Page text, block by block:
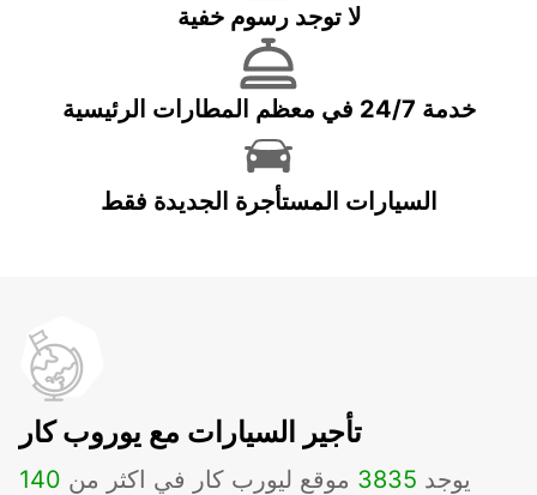
لا توجد رسوم خفية
خدمة 24/7 في معظم المطارات الرئيسية
السيارات المستأجرة الجديدة فقط
تأجير السيارات مع يوروب كار
يوجد 3835 موقع ليورب كار في اكثر من 140